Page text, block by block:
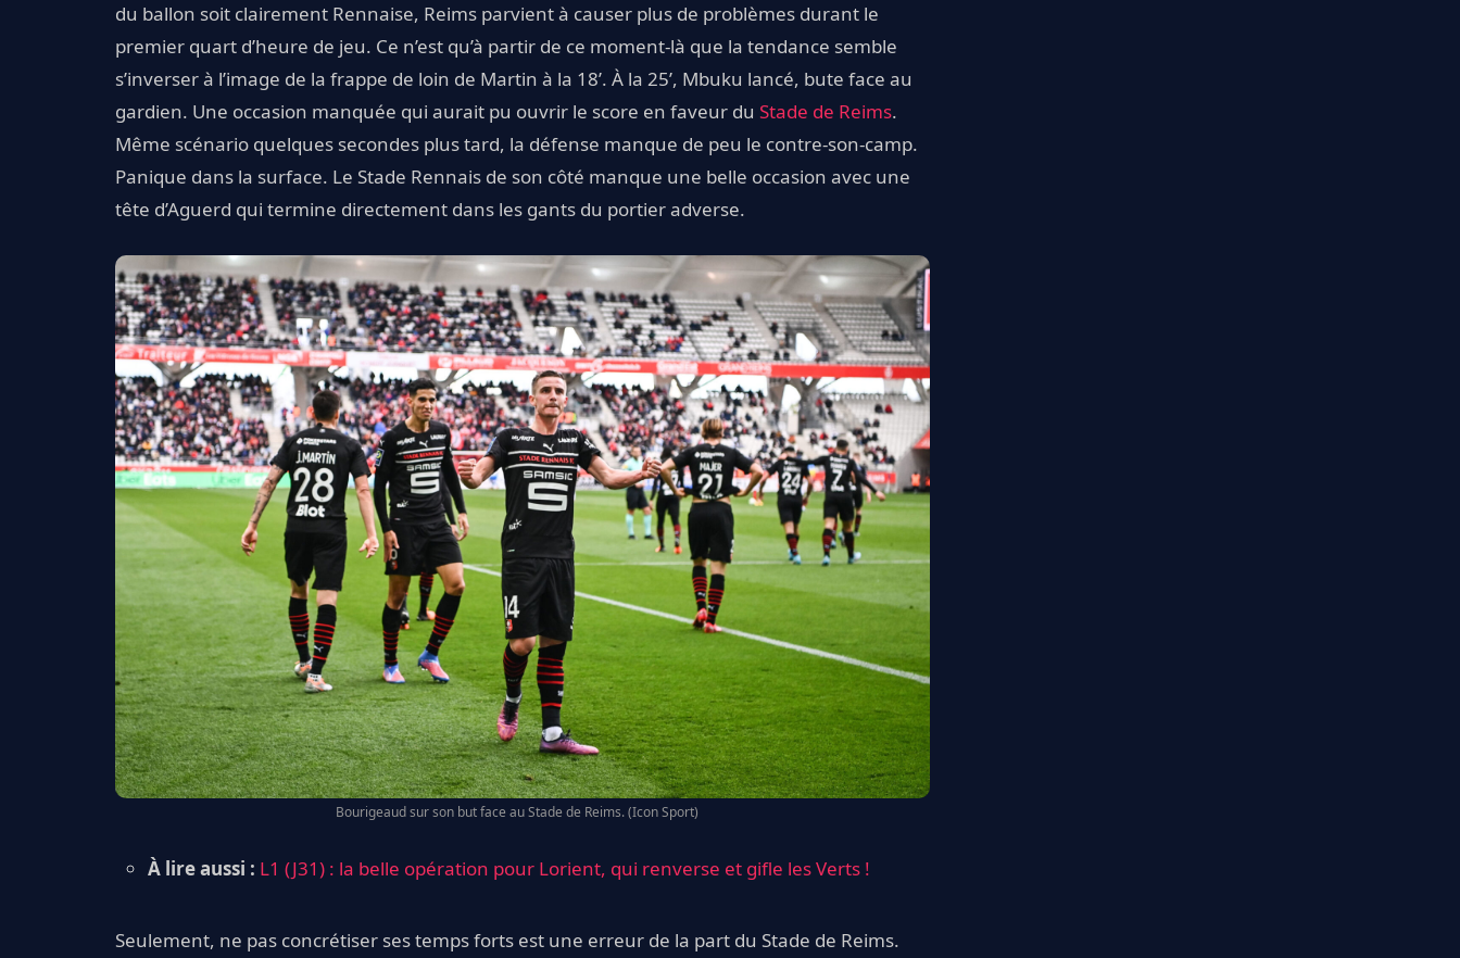
du ballon soit clairement Rennaise, Reims parvient à causer plus de problèmes durant le
premier quart d’heure de jeu. Ce n’est qu’à partir de ce moment-là que la tendance semble
s’inverser à l’image de la frappe de loin de Martin à la 18’. À la 25’, Mbuku lancé, bute face au
gardien. Une occasion manquée qui aurait pu ouvrir le score en faveur du Stade de Reims.
Même scénario quelques secondes plus tard, la défense manque de peu le contre-son-camp.
Panique dans la surface. Le Stade Rennais de son côté manque une belle occasion avec une
tête d’Aguerd qui termine directement dans les gants du portier adverse.
Bourigeaud sur son but face au Stade de Reims. (Icon Sport)
À lire aussi : L1 (J31) : la belle opération pour Lorient, qui renverse et gifle les Verts !
Seulement, ne pas concrétiser ses temps forts est une erreur de la part du Stade de Reims.